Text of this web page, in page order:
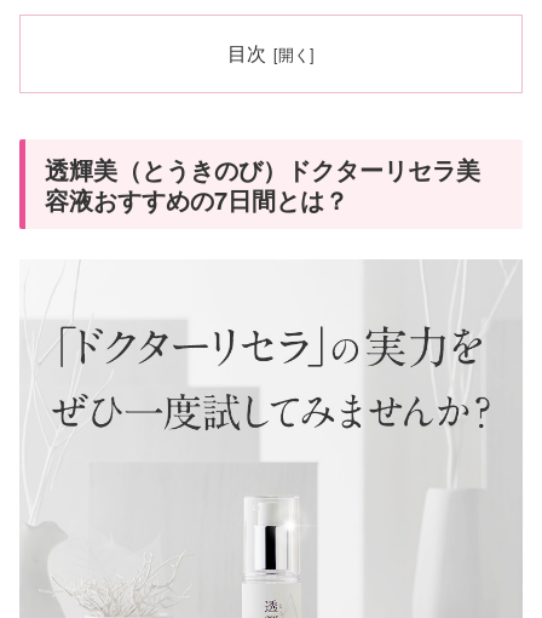
目次
透輝美（とうきのび）ドクターリセラ美
容液おすすめの7日間とは？